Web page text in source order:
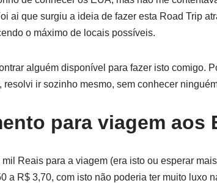
ai que surgiu a ideia de fazer esta Road Trip
o máximo de locais possíveis.
alguém disponível para fazer isto comigo.
resolvi ir sozinho mesmo, sem conhecer
para viagem aos
Reais para a viagem (era isto ou esperar
a R$ 3,70, com isto não poderia ter muito luxo